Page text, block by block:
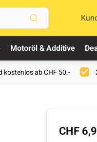
Motoröl & Additive
kostenlos ab CHF 50.-
CHF